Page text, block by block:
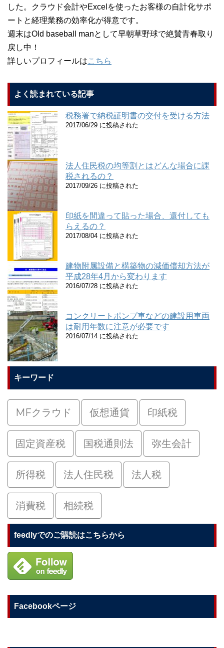
した。クラウド会計やExcelを使ったお客様の自計化サポ
ートと経理業務の効率化が得意です。
週末はOld baseball manとして早朝草野球で絶賛青春取り
戻し中！
詳しいプロフィールはこちら
よく読まれている記事
税務署で納税証明書の交付を受ける方法
2017/06/29 に投稿された
法人住民税の均等割とはどんな場合に課
税されるの？
2017/09/26 に投稿された
印紙を間違って貼った場合、還付しても
らえるの？
2017/08/04 に投稿された
建物附属設備と構築物の減価償却方法が
平成28年4月から変わります
2016/07/28 に投稿された
コンクリートポンプ車などの建設用車両
は耐用年数に注意が必要です
2016/07/14 に投稿された
キーワード
MFクラウド 仮想通貨 印紙税
固定資産税 国税通則法 弥生会計
所得税 法人住民税 法人税
消費税 相続税
feedlyでのご購読はこちらから
Facebookページ